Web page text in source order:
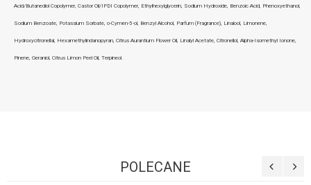
Acid/Butanediol Copolymer, Castor Oil/IPDI Copolymer, Ethylhexylglycerin, Sodium Hydroxide, Benzoic Acid, Phenoxyethanol,
Sodium Benzoate, Potassium Sorbate, o-Cymen-5-ol, Benzyl Alcohol, Parfum (Fragrance), Linalool, Limonene,
Hydroxycitronellal, Hexamethylindanopyran, Citrus Aurantium Flower Oil, Linalyl Acetate, Citronellol, Alpha-Isomethyl Ionone,
Pinene, Geraniol, Citrus Limon Peel Oil, Terpineol.
POLECANE